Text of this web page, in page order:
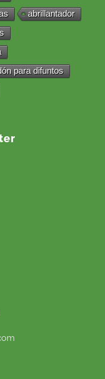
abrillantador
para difuntos